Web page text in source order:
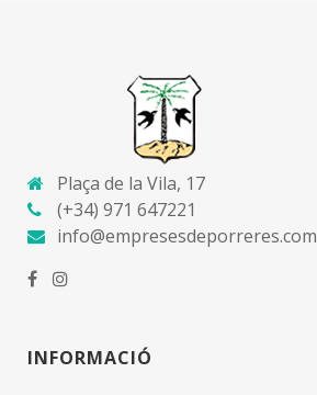
Plaça de la Vila, 17
(+34) 971 647221
info@empresesdeporreres.com
INFORMACIÓ